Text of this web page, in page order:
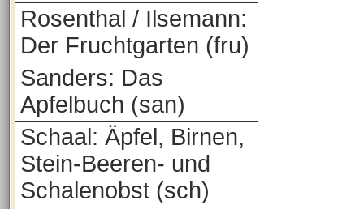
Rosenthal / Ilsemann:
Der Fruchtgarten (fru)
Sanders: Das
Apfelbuch (san)
Schaal: Äpfel, Birnen,
Stein-Beeren- und
Schalenobst (sch)